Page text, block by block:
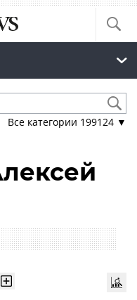
Все категории 199124 ▼